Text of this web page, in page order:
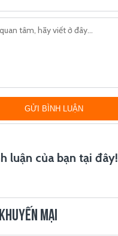
GỬI BÌNH LUẬN
luận của bạn tại đây!
MẠI